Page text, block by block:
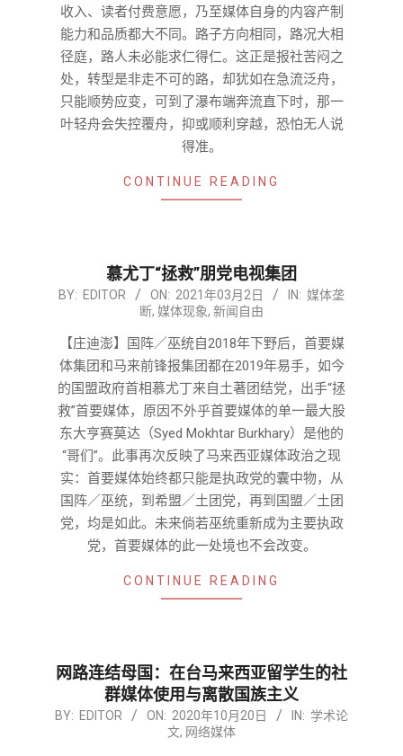
收入、读者付费意愿，乃至媒体自身的内容产制
能力和品质都大不同。路子方向相同，路况大相
径庭，路人未必能求仁得仁。这正是报社苦闷之
处，转型是非走不可的路，却犹如在急流泛舟，
只能顺势应变，可到了瀑布端奔流直下时，那一
叶轻舟会失控覆舟，抑或顺利穿越，恐怕无人说
得准。
CONTINUE READING
慕尤丁“拯救”朋党电视集团
2021-
BY: EDITOR ON: 2021年03月2日 IN: 媒体垄
断, 媒体现象, 新闻自由
【庄迪澎】国阵／巫统自2018年下野后，首要媒
体集团和马来前锋报集团都在2019年易手，如今
的国盟政府首相慕尤丁来自土著团结党，出手“拯
救”首要媒体，原因不外乎首要媒体的单一最大股
东大亨赛莫达（Syed Mokhtar Burkhary）是他的
“哥们”。此事再次反映了马来西亚媒体政治之现
实：首要媒体始终都只能是执政党的囊中物，从
国阵／巫统，到希盟／土团党，再到国盟／土团
党，均是如此。未来倘若巫统重新成为主要执政
党，首要媒体的此一处境也不会改变。
CONTINUE READING
网路连结母国：在台马来西亚留学生的社
群媒体使用与离散国族主义
2020-
BY: EDITOR ON: 2020年10月20日 IN: 学术论
文, 网络媒体